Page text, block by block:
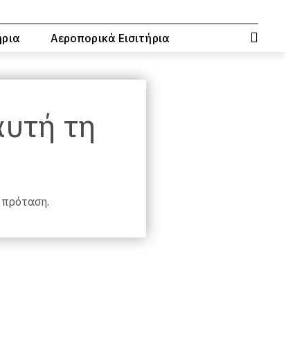
Αεροπορικά Εισιτήρια
τη
πρόταση.